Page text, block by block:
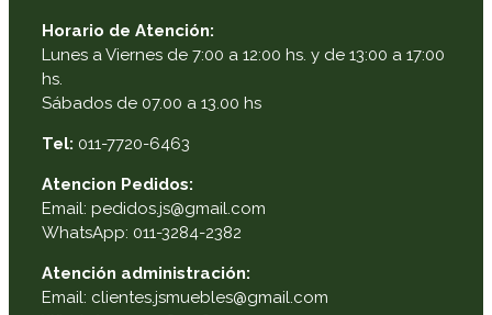
Horario de Atención:
Lunes a Viernes de 7:00 a 12:00 hs. y de 13:00 a 17:00
hs.
Sábados de 07.00 a 13.00 hs
Tel: 011-7720-6463
Atencion Pedidos:
Email: pedidos.js@gmail.com
WhatsApp: 011-3284-2382
Atención administración:
Email: clientes.jsmuebles@gmail.com